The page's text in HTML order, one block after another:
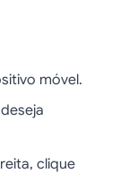
móvel.
clique